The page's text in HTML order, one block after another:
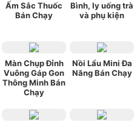
Ấm Sắc Thuốc
Bán Chạy
Bình, ly uống trà
và phụ kiện
Màn Chụp Đỉnh
Vuông Gáp Gon
Thông Minh Bán
Chạy
Nồi Lẩu Mini Đa
Năng Bán Chạy